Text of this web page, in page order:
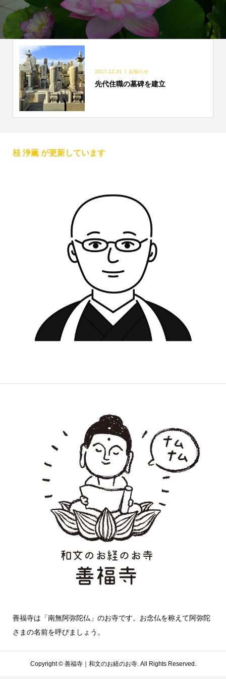
2017.12.31 お知らせ
先代住職の墓碑を建立
桂 浄薫 が更新しています
善福寺は「南無阿弥陀仏」のお寺です。お念仏を称えて阿弥陀
さまの名前を呼びましょう。
Copyright ©善福寺｜和文のお経のお寺. All Rights Reserved.